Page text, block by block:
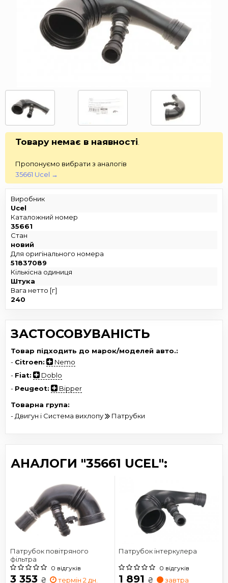
Товару немає в наявності
Пропонуємо вибрати з аналогів
35661 Ucel →
Виробник
Ucel
Каталожний номер
35661
Стан
новий
Для оригінального номера
51837089
Кількісна одиниця
Штука
Вага нетто [г]
240
ЗАСТОСОВУВАНІСТЬ
Товар підходить до марок/моделей авто.:
- Citroen:
Nemo
- Fiat:
Doblo
- Peugeot:
Bipper
Товарна група:
- Двигун і Система вихлопу
Патрубки
АНАЛОГИ "35661 UCEL":
Патрубок повітряного
фільтра
0 відгуків
3 353 ₴ термін 2 дн.
Патрубок інтеркулера
0 відгуків
1 891 ₴ завтра